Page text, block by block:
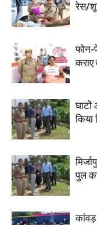
रेस/
फोन-
कराए
घाटों
किया
पुल
कांवड़